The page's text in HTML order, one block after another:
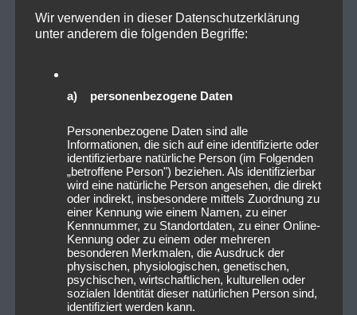
Wir verwenden in dieser Datenschutzerklärung
unter anderem die folgenden Begriffe:
a) personenbezogene Daten
Personenbezogene Daten sind alle
Informationen, die sich auf eine identifizierte oder
identifizierbare natürliche Person (im Folgenden
„betroffene Person") beziehen. Als identifizierbar
wird eine natürliche Person angesehen, die direkt
oder indirekt, insbesondere mittels Zuordnung zu
einer Kennung wie einem Namen, zu einer
Kennnummer, zu Standortdaten, zu einer Online-
Kennung oder zu einem oder mehreren
besonderen Merkmalen, die Ausdruck der
physischen, physiologischen, genetischen,
psychischen, wirtschaftlichen, kulturellen oder
sozialen Identität dieser natürlichen Person sind,
identifiziert werden kann.